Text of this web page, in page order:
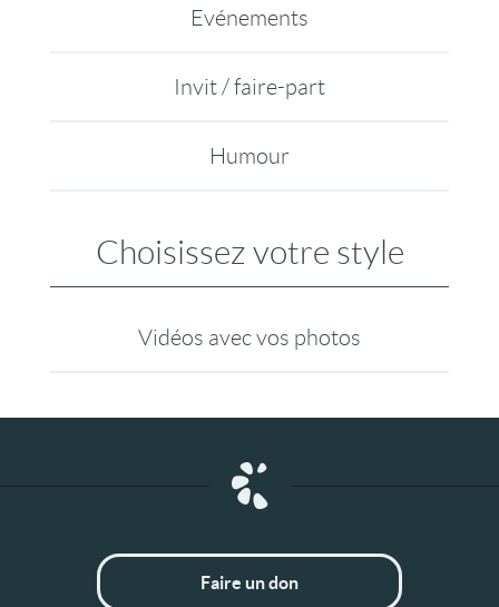
Evénements
Invit / faire-part
Humour
Choisissez votre style
Vidéos avec vos photos
Faire un don